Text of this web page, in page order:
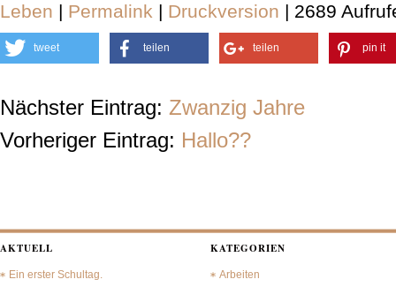
Leben | Permalink | Druckversion | 2689
tweet teilen teilen pin it
Nächster Eintrag: Zwanzig Jahre
Vorheriger Eintrag: Hallo??
AKTUELL
Ein erster Schultag.
KATEGORIEN
Arbeiten